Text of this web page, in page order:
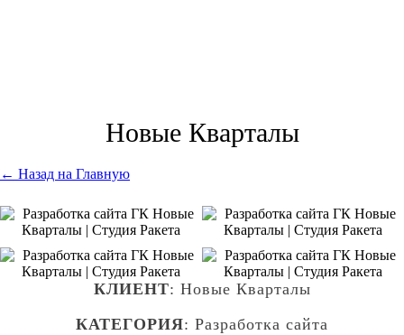
Новые Кварталы
← Назад на Главную
КЛИЕНТ: Новые Кварталы
КАТЕГОРИЯ: Разработка сайта